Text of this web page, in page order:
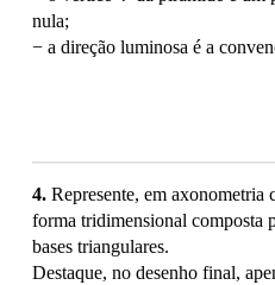
nula;
− a direção luminosa é a
4.Represente, em axonometria
forma tridimensional composta
bases triangulares.
Destaque, no desenho final,